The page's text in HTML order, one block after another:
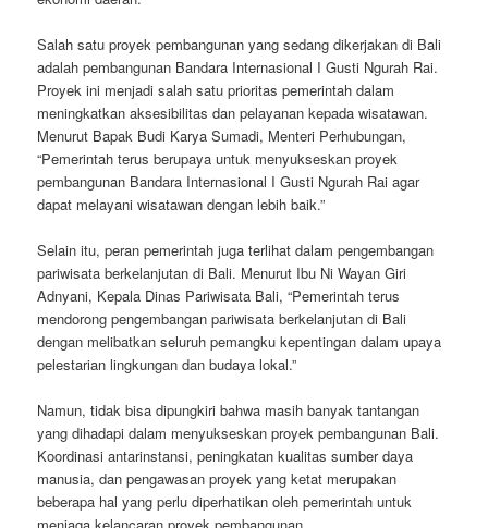
Salah satu proyek pembangunan yang sedang dikerjakan di Bali
adalah pembangunan Bandara Internasional I Gusti Ngurah Rai.
Proyek ini menjadi salah satu prioritas pemerintah dalam
meningkatkan aksesibilitas dan pelayanan kepada wisatawan.
Menurut Bapak Budi Karya Sumadi, Menteri Perhubungan,
“Pemerintah terus berupaya untuk menyukseskan proyek
pembangunan Bandara Internasional I Gusti Ngurah Rai agar
dapat melayani wisatawan dengan lebih baik.”
Selain itu, peran pemerintah juga terlihat dalam pengembangan
pariwisata berkelanjutan di Bali. Menurut Ibu Ni Wayan Giri
Adnyani, Kepala Dinas Pariwisata Bali, “Pemerintah terus
mendorong pengembangan pariwisata berkelanjutan di Bali
dengan melibatkan seluruh pemangku kepentingan dalam upaya
pelestarian lingkungan dan budaya lokal.”
Namun, tidak bisa dipungkiri bahwa masih banyak tantangan
yang dihadapi dalam menyukseskan proyek pembangunan Bali.
Koordinasi antarinstansi, peningkatan kualitas sumber daya
manusia, dan pengawasan proyek yang ketat merupakan
beberapa hal yang perlu diperhatikan oleh pemerintah untuk